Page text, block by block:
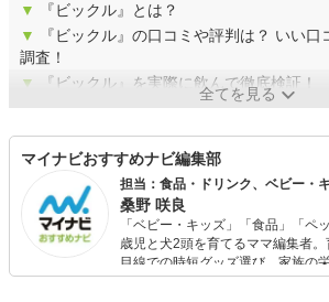
▼
『ビックル』とは？
▼
『ビックル』の口コミや評判は？ いい
調査！
▼
『ビックル』を実際に飲んで徹底検証！
全てを見る
マイナビおすすめナビ編集部
担当：食品・ドリンク、ベビー・
桑野 咲良
「ベビー・キッズ」「食品」「ペ
歳児と犬2頭を育てるママ編集者
目線での時短グッズ選び、家族の
食品選び、束の間のリラックスタ